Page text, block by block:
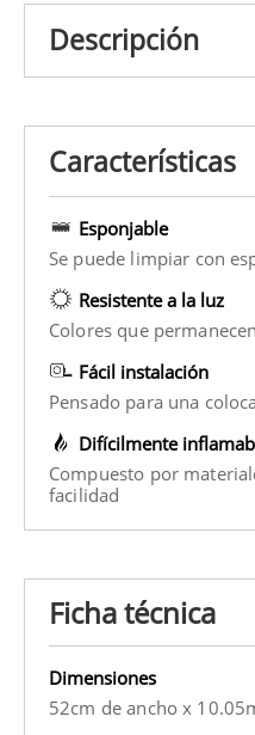
Descripción
Características
Esponjable
Se puede limpiar con
Resistente a la luz
Colores que
Fácil instalación
Pensado para una
Difícilmente
Compuesto por
facilidad
Ficha técnica
Dimensiones
52cm de ancho x